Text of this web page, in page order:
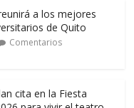
a los mejores
de Quito
Comentarios
cita en la Fiesta